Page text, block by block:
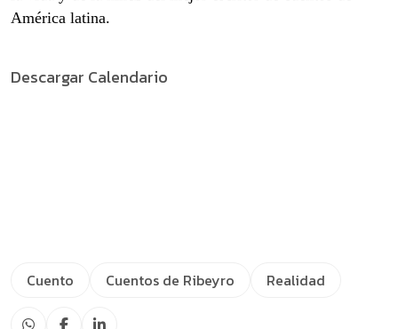
América latina.
Descargar Calendario
Cuento Cuentos de Ribeyro Realidad